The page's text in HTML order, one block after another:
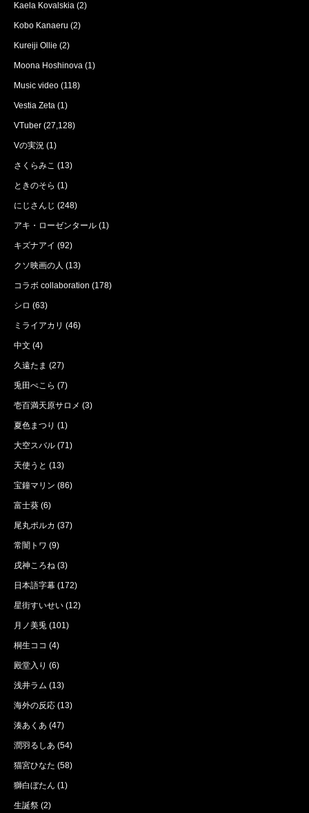
Kaela Kovalskia (2)
Kobo Kanaeru (2)
Kureiji Ollie (2)
Moona Hoshinova (1)
Music video (118)
Vestia Zeta (1)
VTuber (27,128)
Vの実況 (1)
さくらみこ (13)
ときのそら (1)
にじさんじ (248)
アキ・ローゼンタール (1)
キズナアイ (92)
クソ映画の人 (13)
コラボ collaboration (178)
シロ (63)
ミライアカリ (46)
中文 (4)
久遠たま (27)
兎田ぺこら (7)
壱百満天原サロメ (3)
夏色まつり (1)
大空スバル (71)
天使うと (13)
宝鐘マリン (86)
富士葵 (6)
尾丸ポルカ (37)
常闇トワ (9)
戌神ころね (3)
日本語字幕 (172)
星街すいせい (12)
月ノ美兎 (101)
桐生ココ (4)
殿堂入り (6)
浅井ラム (13)
海外の反応 (13)
湊あくあ (47)
潤羽るしあ (54)
猫宮ひなた (58)
獅白ぼたん (1)
生誕祭 (2)